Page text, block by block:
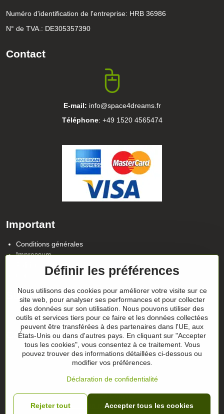
Numéro d'identification de l'entreprise: HRB 36986
N° de TVA.: DE305357390
Contact
E-mail: info@space4dreams.fr
Téléphone: +49 1520 4565474
Important
Conditions générales
Impressum
Politique de confidentialité
Suivez notre actualité sur nos réseaux
Facebook Instagram
Conseils sur les cadeaux
Les chèques-cadeaux
©2026Copyright
Préférences en matière de confidentialité
Définir les préférences
Nous utilisons des cookies pour améliorer votre visite sur ce
site web, pour analyser ses performances et pour collecter
des données sur son utilisation. Nous pouvons utiliser des
outils et services tiers pour ce faire et les données collectées
peuvent être transférées à des partenaires dans l'UE, aux
États-Unis ou dans d'autres pays. En cliquant sur "Accepter
tous les cookies", vous consentez à ce traitement. Vous
pouvez trouver des informations détaillées ci-dessous ou
modifier vos préférences.
Déclaration de confidentialité
Accepter tous les cookies
Rejeter tout